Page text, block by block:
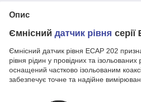
Опис
Ємнісний датчик рівня серії
Ємнісний датчик рівня ECAP 202
рівня рідин у провідних та
оснащений частково ізольованим
забезпечує точне та надійне